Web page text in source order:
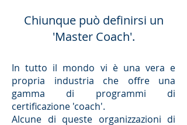
Chiunque può definirsi un
'Master Coach'.
In tutto il mondo vi è una vera e
propria industria che offre una
gamma di programmi di
certificazione 'coach'.
Alcune di queste organizzazioni di